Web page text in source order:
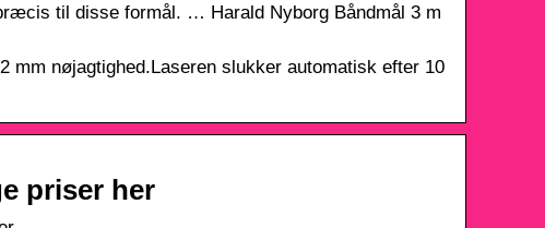
til disse formål. … Harald Nyborg Båndmål 3 m
mm nøjagtighed.Laseren slukker automatisk efter 10
priser her